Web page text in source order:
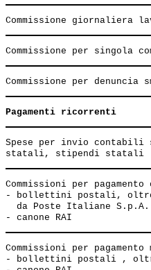
Pagamenti ricorrenti
Spese per invio
Commissioni per
- bollettini postali, oltre
da Poste Italiane
Commissioni per
- bollettini postali , oltre